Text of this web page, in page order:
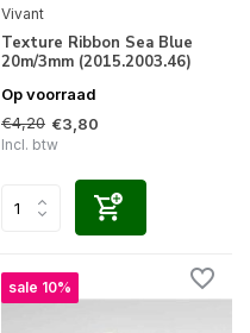
Vivant
Texture Ribbon Sea Blue
20m/3mm (2015.2003.46)
Op voorraad
€4,20 €3,80
Incl. btw
sale 10%